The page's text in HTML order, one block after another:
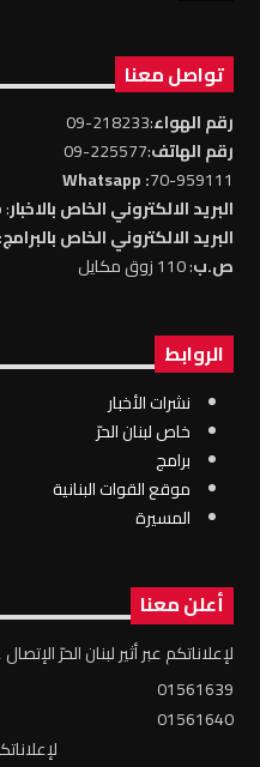
تواصل معنا
رقم الهواء:218233-09
رقم الهاتف:225577-09
70-959111
: Whatsapp
البريد الالكتروني الخاص بالاخبار: news@rll.com.lb
البريد الالكتروني الخاص بالبرامج: info@rll.com.lb
ص.ب: 110 زوق مكايل
الروابط
نشرات الأخبار
خاص لبنان الحرّ
برامج
موقع القوات البنانية
المسيرة
أعلن معنا
لإعلاناتكم عبر أثير لبنان الحرّ
01561639
01561640